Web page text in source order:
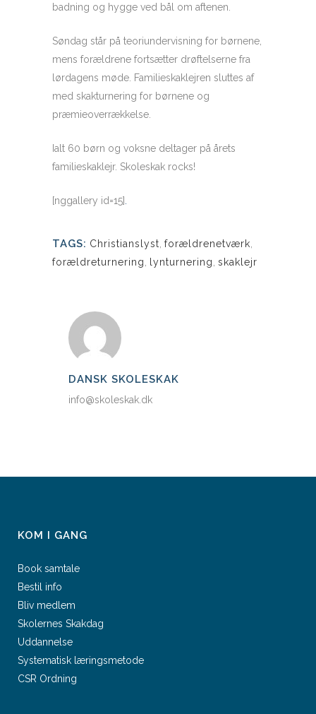
badning og hygge ved bål om aftenen.
Søndag står på teoriundervisning for børnene,
mens forældrene fortsætter drøftelserne fra
lørdagens møde. Familieskaklejren sluttes af
med skakturnering for børnene og
præmieoverrækkelse.
Ialt 60 børn og voksne deltager på årets
familieskaklejr. Skoleskak rocks!
[nggallery id=15]
TAGS: Christianslyst forældrenetværk
forældreturnering
lynturnering skaklejr
DANSK SKOLESKAK
info@skoleskak.dk
KOM I GANG
Book samtale
Bestil info
Bliv medlem
Skolernes Skakdag
Uddannelse
Systematisk læringsmetode
CSR Ordning